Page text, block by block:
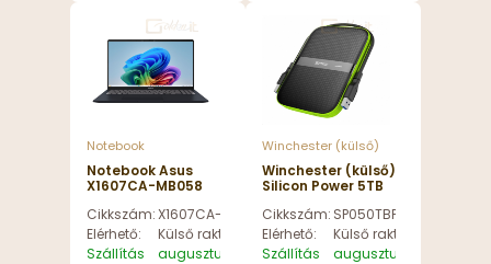
Notebook
Notebook Asus
X1607CA-MB058
X1607CA-MB058
Cikkszám:X1607CA-MB058
Elérhető:
Külső raktáron
Szállítás
augusztus 13, csütörtök
Winchester (külső)
Winchester (külső)
Silicon Power 5TB
A60 Black/Green -
SP050TBPHDA60S3K
Cikkszám: SP050TBPHDA60S3K
Elérhető:
Külső raktáron
Szállítás
augusztus 13, csütörtök